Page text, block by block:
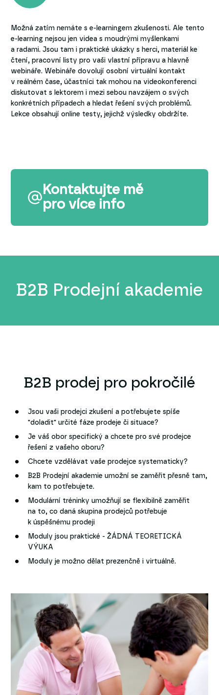
Možná zatím nemáte s e-learningem zkušenosti. Ale tento
e-learning nejsou jen videa s moudrými myšlenkami
a radami. Jsou tam i praktické ukázky s herci, materiál ke
čtení, pracovní listy pro vaši vlastní přípravu a hlavně
webináře. Webináře dovolují osobní virtuální kontakt
v reálném čase, účastníci tak mohou na videokonferenci
diskutovat s lektorem i mezi sebou navzájem o svých
konkrétních případech a hledat řešení svých problémů.
Lekce obsahují online testy, jejichž výsledky obdržíte.
Kontaktujte mě
pro více info
B2B Prodejní akademie
B2B prodej pro pokročilé
Jsou vaši prodejci zkušení a potřebujete spíše
"doladit" určité fáze prodeje či situace?
Je váš obor specifický a chcete pro své prodejce
řešení z vašeho oboru?
Chcete vzdělávat vaše prodejce systematicky?
B2B Prodejní akademie umožní se zaměřit přesně tam,
kam to potřebujete.
Modulární tréninky umožňují se flexibilně zaměřit
na to, co daná skupina prodejců potřebuje
k úspěšnému prodeji
Moduly jsou praktické - ŽÁDNÁ TEORETICKÁ
VÝUKA
Moduly je možno dělat prezenčně i virtuálně.